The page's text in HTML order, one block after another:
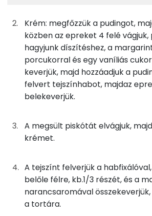
10g cukor
1gsütőpor
1gvaníliás cukor
A krémhez
4gvaníliás pudingpor
17g eper
17gmargarin
Kálcium
Nátrium
Szelén
Magnézium
Kolin:
E vitamin:
A vitamin (RAE):
Krém: megfőzzük a pudingot,
közben az epreket 4 felé
hagyjunk díszítéshez, a
porcukorral és egy vaníliás
keverjük, majd hozzáadjuk a
felvert tejszínhabot, majdaz
belekeverjük.
A megsült piskótát elvágjuk,
krémet.
A tejszínt felverjük a
belőle félre, kb.1/3 részét, és a
narancsaromával
a tortára.